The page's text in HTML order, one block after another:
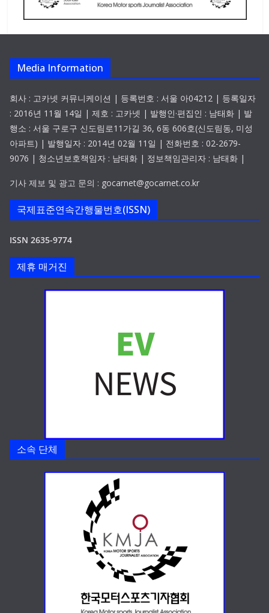
Media Information
회사 : 고카넷 커뮤니케이션 | 등록번호 : 서울 아04212 | 등록일자
: 2016년 11월 14일 | 제호 : 고카넷 | 발행인·편집인 : 남태화 | 발
행소 : 서울 구로구 신도림로11가길 36, 6동 606호(신도림동, 미성
아파트) | 발행일자 : 2014년 02월 11일 | 전화번호 : 02-2679-
9076 | 청소년보호책임자 : 남태화 | 정보책임관리자 : 남태화 |
기사 제보 및 광고 문의 : gocarnet@gocarnet.co.kr
국제표준연속간행물번호(ISSN)
ISSN 2635-9774
제휴 매거진
소속 단체